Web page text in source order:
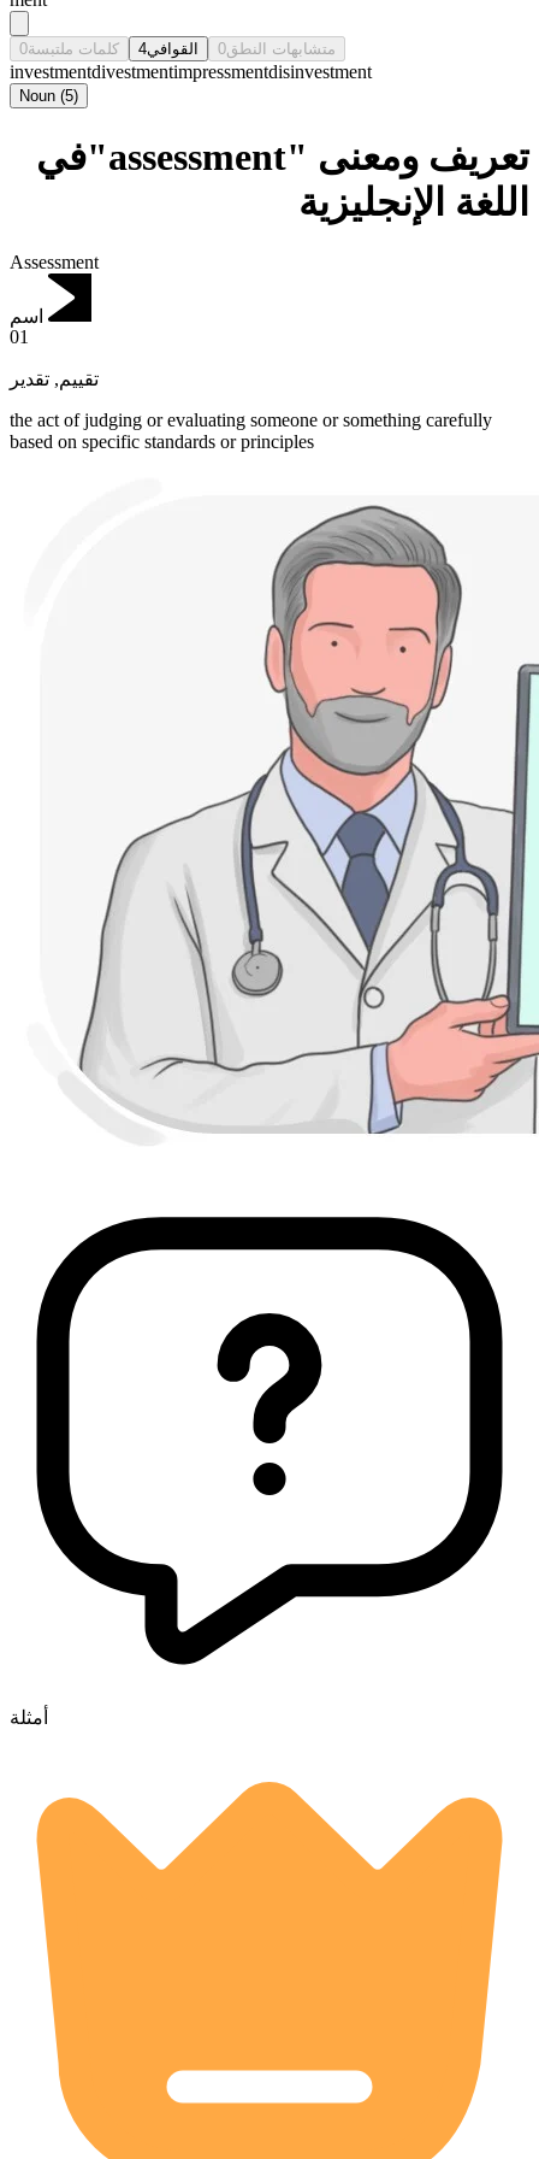
كلمات ملتبسة0 القوافي4 متشابهات النطق0
investmentdivestmentimpressmentdisinvestment
Noun (5)
تعريف ومعنى "assessment"في
اللغة الإنجليزية
Assessment
اسم
01
تقييم, تقدير
the act of judging or evaluating someone or something carefully
based on specific standards or principles
أمثلة